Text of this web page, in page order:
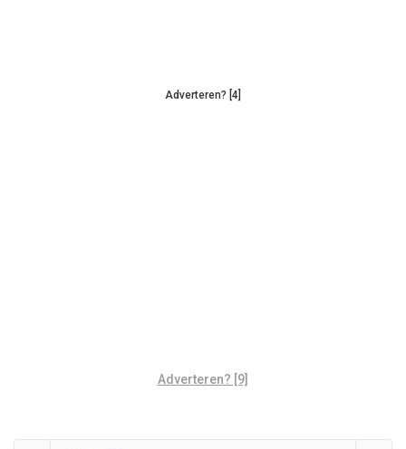
Adverteren? [4]
Adverteren? [9]